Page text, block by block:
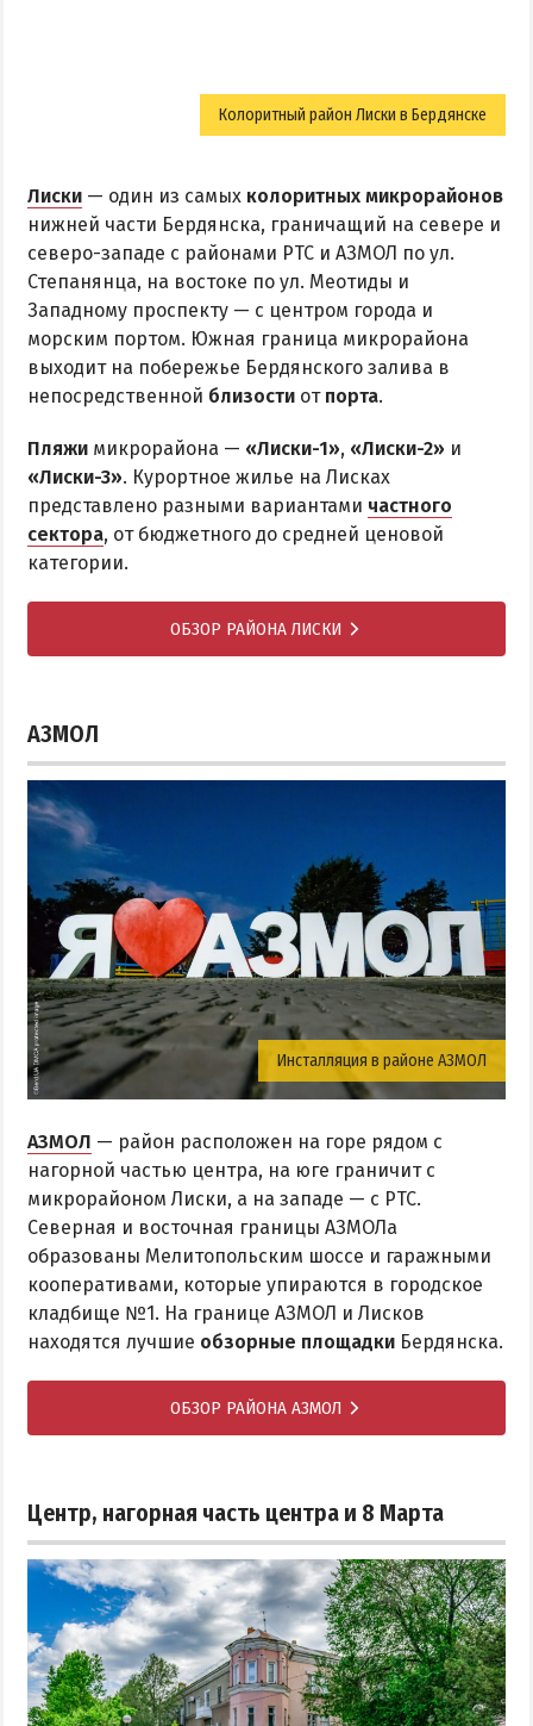
Колоритный район Лиски в Бердянске
Лиски — один из самых колоритных микрорайонов
нижней части Бердянска, граничащий на севере и
северо-западе с районами РТС и АЗМОЛ по ул.
Степанянца, на востоке по ул. Меотиды и
Западному проспекту — с центром города и
морским портом. Южная граница микрорайона
выходит на побережье Бердянского залива в
непосредственной близости от порта.
Пляжи микрорайона — «Лиски-1», «Лиски-2» и
«Лиски-3». Курортное жилье на Лисках
представлено разными вариантами частного
сектора, от бюджетного до средней ценовой
категории.
ОБЗОР РАЙОНА ЛИСКИ
АЗМОЛ
Инсталляция в районе АЗМОЛ
АЗМОЛ — район расположен на горе рядом с
нагорной частью центра, на юге граничит с
микрорайоном Лиски, а на западе — с РТС.
Северная и восточная границы АЗМОЛа
образованы Мелитопольским шоссе и гаражными
кооперативами, которые упираются в городское
кладбище №1. На границе АЗМОЛ и Лисков
находятся лучшие обзорные площадки Бердянска.
ОБЗОР РАЙОНА АЗМОЛ
Центр, нагорная часть центра и 8 Марта